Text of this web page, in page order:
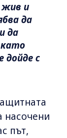
жив и
да
да
като
дойде с
насочени
път,